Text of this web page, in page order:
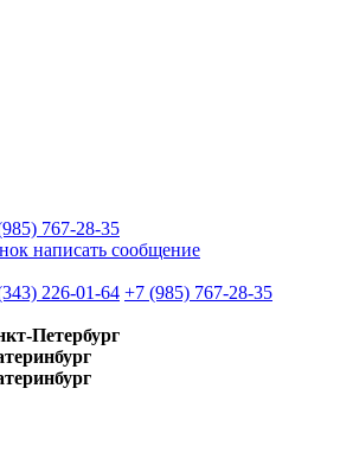
767-28-35
написать сообщение
226-01-64 +7 (985) 767-28-35
Петербург